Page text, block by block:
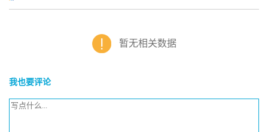
暂无相关数据
我也要评论